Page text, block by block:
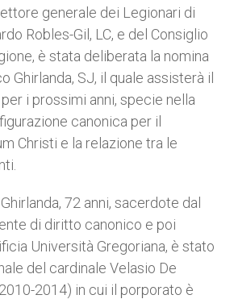
generale dei Legionari di
Robles-Gil, LC, e del Consiglio
è stata deliberata la nomina
Ghirlanda, SJ, il quale assisterà il
i prossimi anni, specie nella
canonica per il
Christi e la relazione tra le
72 anni, sacerdote dal
di diritto canonico e poi
Università Gregoriana, è stato
del cardinale Velasio De
2014) in cui il porporato è